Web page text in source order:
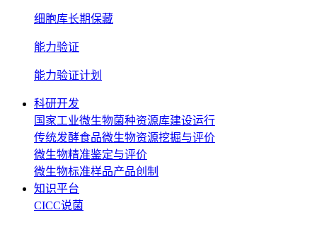
细胞库长期保藏
能力验证
能力验证计划
科研开发
国家工业微生物菌种资源库建设运行
传统发酵食品微生物资源挖掘与评价
微生物精准鉴定与评价
微生物标准样品产品创制
知识平台
CICC说菌